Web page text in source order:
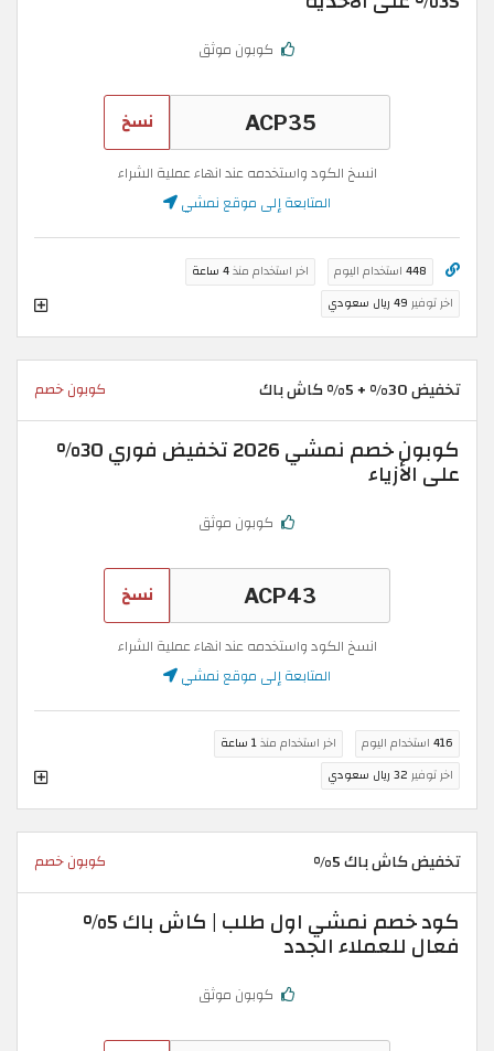
كوبون موثق
نسخ
انسخ الكود واستخدمه عند انهاء عملية الشراء
المتابعة إلى موقع نمشي
448 استخدام اليوم اخر استخدام منذ4 ساعة
اخر توفير 49 ريال سعودي
تخفيض 30% + 5% كاش باك كوبون خصم
كوبون خصم نمشي 2026 تخفيض فوري 30%
على الأزياء
كوبون موثق
نسخ
انسخ الكود واستخدمه عند انهاء عملية الشراء
المتابعة إلى موقع نمشي
416 استخدام اليوم اخر استخدام منذ1 ساعة
اخر توفير 32 ريال سعودي
تخفيض كاش باك 5% كوبون خصم
كود خصم نمشي اول طلب | كاش باك 5%
فعال للعملاء الجدد
كوبون موثق